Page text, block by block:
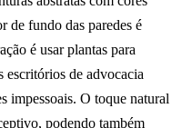
de fundo das paredes é
é usar plantas para
escritórios de advocacia
impessoais. O toque natural
podendo também